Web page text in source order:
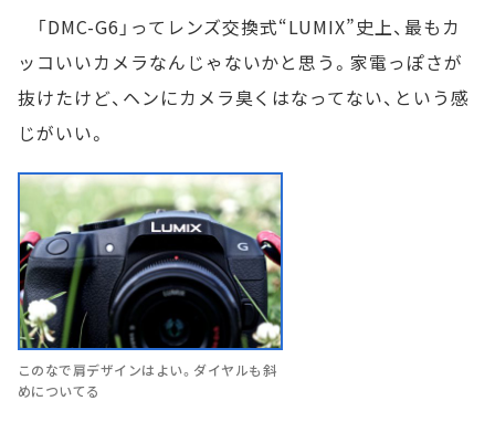
「DMC-G6」ってレンズ交換式“LUMIX”史上、最もカ
ッコいいカメラなんじゃないかと思う。家電っぽさが
抜けたけど、ヘンにカメラ臭くはなってない、という感
じがいい。
このなで肩デザインはよい。ダイヤルも斜
めについてる